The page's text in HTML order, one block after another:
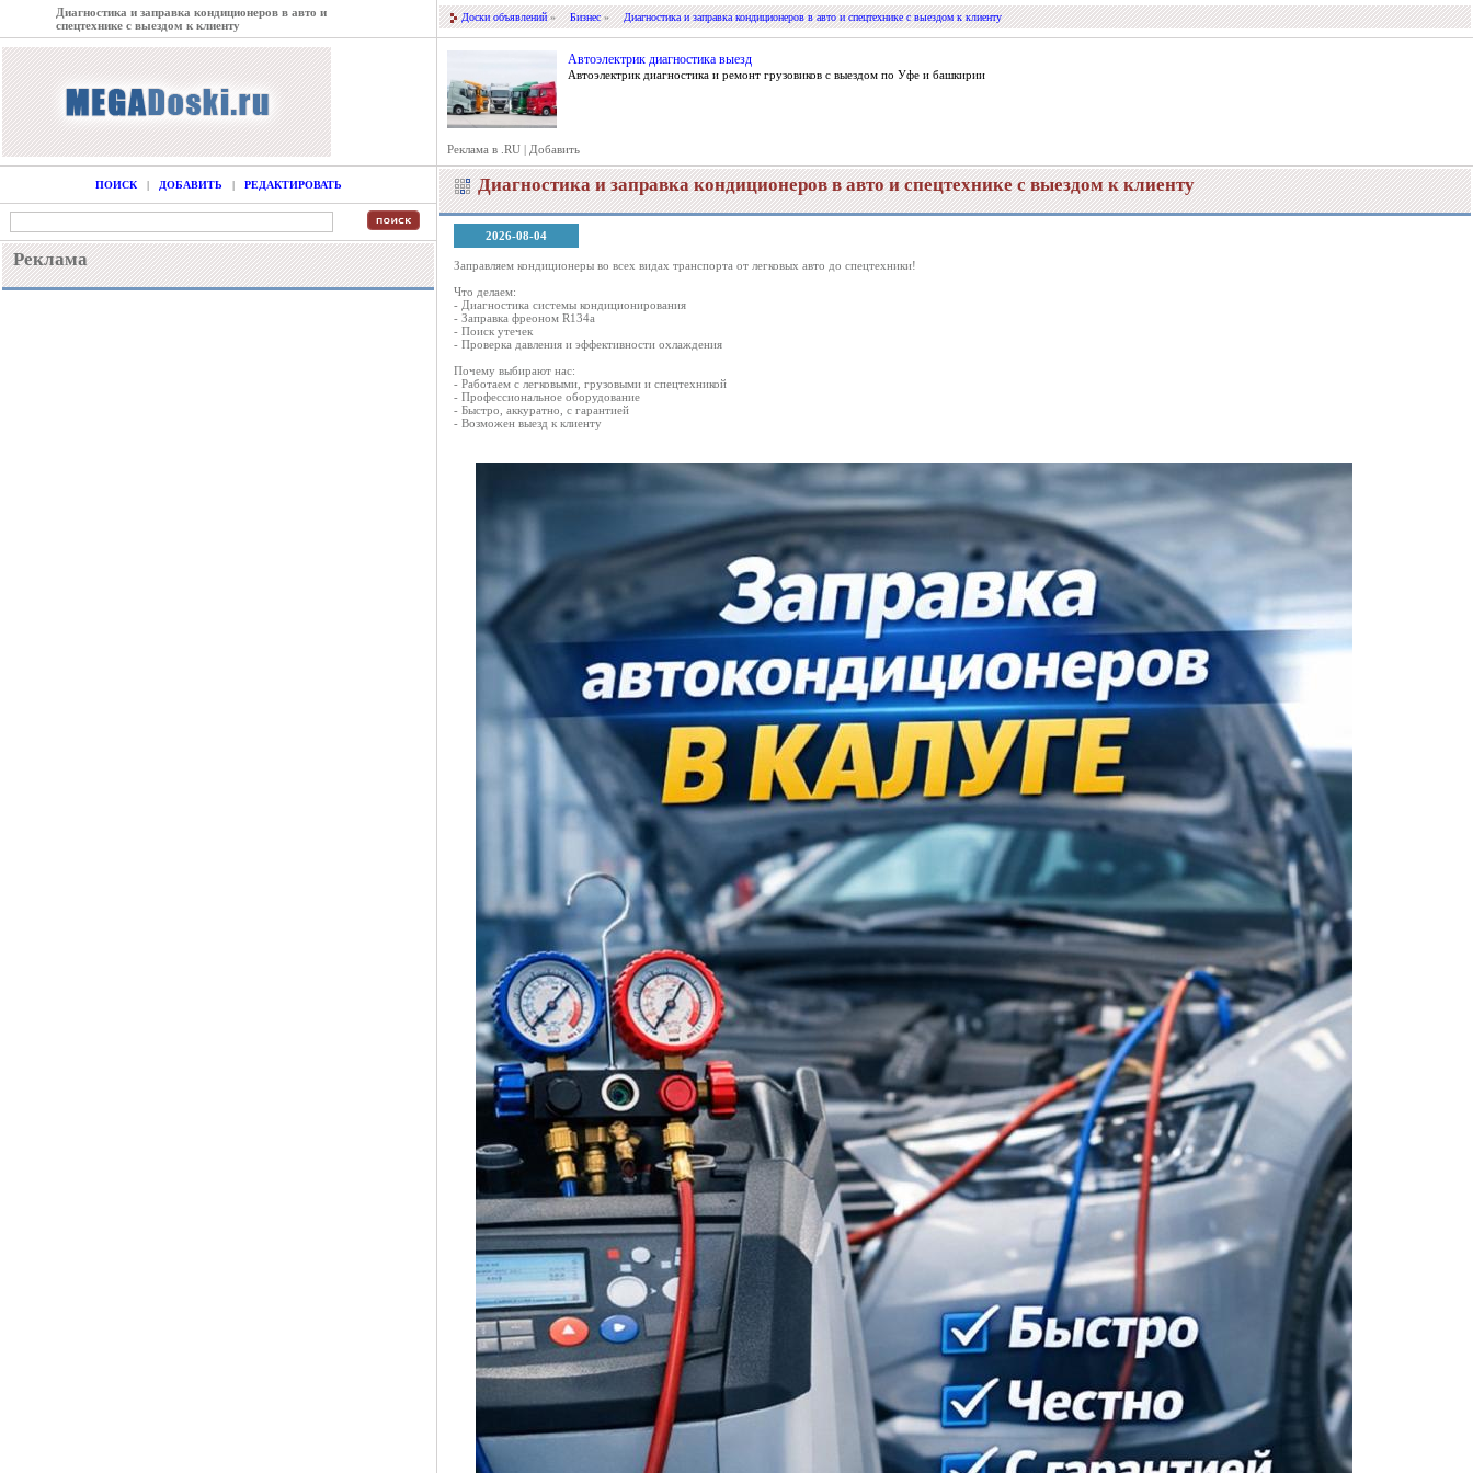
Диагностика и заправка кондиционеров в авто и
спецтехнике с выездом к клиенту
Доски объявлений» Бизнес» Диагностика и заправка кондиционеров в авто и спецтехнике с выездом к клиенту
Автоэлектрик диагностика выезд
Автоэлектрик диагностика и ремонт грузовиков с выездом по Уфе и башкирии
Реклама в .RU | Добавить
ПОИСК| ДОБАВИТЬ | РЕДАКТИРОВАТЬ
Реклама
Диагностика и заправка кондиционеров в авто и спецтехнике с выездом к клиенту
2026-08-04
Заправляем кондиционеры во всех видах транспорта от легковых авто до спецтехники!
Что делаем:
- Диагностика системы кондиционирования
- Заправка фреоном R134a
- Поиск утечек
- Проверка давления и эффективности охлаждения
Почему выбирают нас:
- Работаем с легковыми, грузовыми и спецтехникой
- Профессиональное оборудование
- Быстро, аккуратно, с гарантией
- Возможен выезд к клиенту